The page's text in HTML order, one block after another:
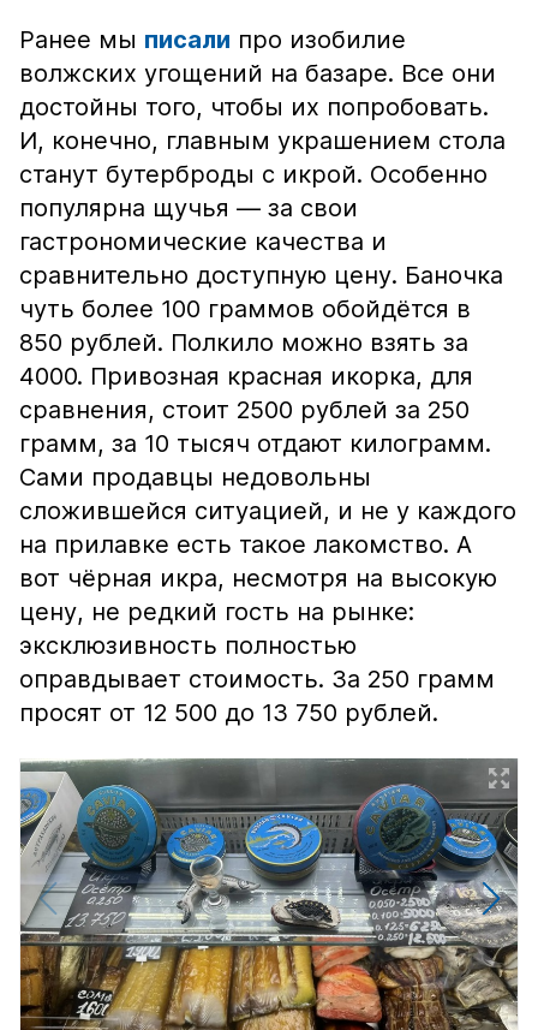
Ранее мы писали про изобилие
волжских угощений на базаре. Все они
достойны того, чтобы их попробовать.
И, конечно, главным украшением стола
станут бутерброды с икрой. Особенно
популярна щучья — за свои
гастрономические качества и
сравнительно доступную цену. Баночка
чуть более 100 граммов обойдётся в
850 рублей. Полкило можно взять за
4000. Привозная красная икорка, для
сравнения, стоит 2500 рублей за 250
грамм, за 10 тысяч отдают килограмм.
Сами продавцы недовольны
сложившейся ситуацией, и не у каждого
на прилавке есть такое лакомство. А
вот чёрная икра, несмотря на высокую
цену, не редкий гость на рынке:
эксклюзивность полностью
оправдывает стоимость. За 250 грамм
просят от 12 500 до 13 750 рублей.